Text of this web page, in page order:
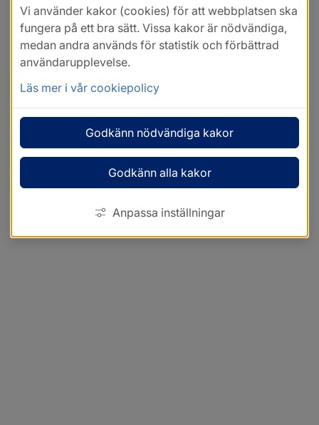
Vi använder kakor (cookies) för att webbplatsen ska
fungera på ett bra sätt. Vissa kakor är nödvändiga,
medan andra används för statistik och förbättrad
användarupplevelse.
Läs mer i vår cookiepolicy
Godkänn nödvändiga kakor
Godkänn alla kakor
Anpassa inställningar